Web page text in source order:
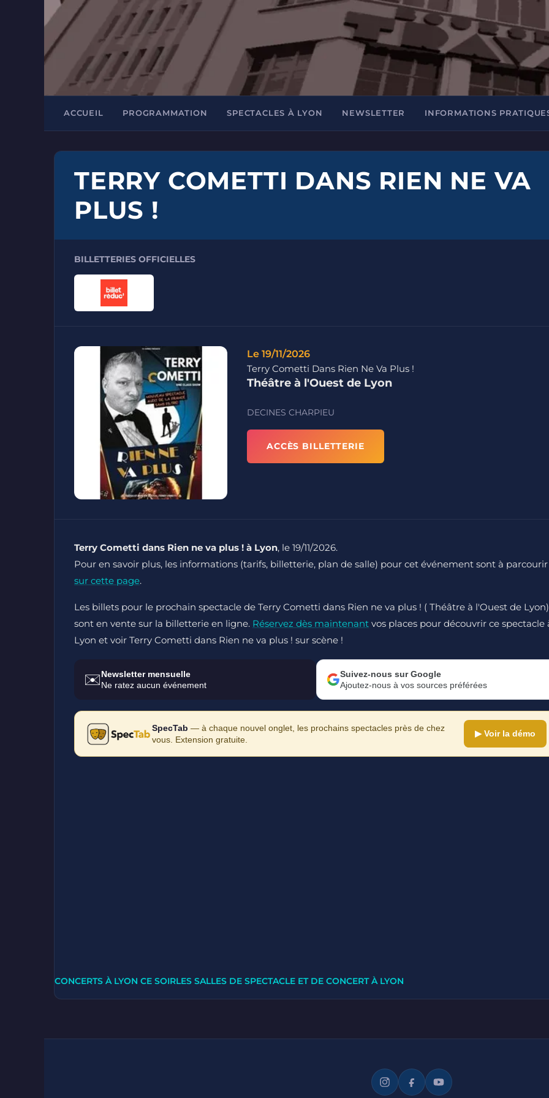
ACCUEIL PROGRAMMATION SPECTACLES À LYON NEWSLETTER INFORMATIONS
TERRY COMETTI DANS RIEN NE VA
PLUS !
BILLETTERIES OFFICIELLES
Le 19/11/2026
Terry Cometti Dans Rien Ne Va Plus !
Théâtre à l'Ouest de Lyon
DECINES CHARPIEU
ACCÈS BILLETTERIE
Terry Cometti dans Rien ne va plus ! à Lyon, le 19/11/2026.
Pour en savoir plus, les informations (tarifs, billetterie, plan de salle) pour cet événement sont à parcourir
sur cette page.
Les billets pour le prochain spectacle de Terry Cometti dans Rien ne va plus ! ( Théâtre à l'Ouest de Lyon)
sont en vente sur la billetterie en ligne. Réservez dès maintenant vos places pour découvrir ce spectacle
Lyon et voir Terry Cometti dans Rien ne va plus ! sur scène !
✉️Newsletter mensuelle
Ne ratez aucun événement
Suivez-nous sur Google
Ajoutez-nous à vos sources préférées
SpecTab — à chaque nouvel onglet, les prochains spectacles près de chez
vous. Extension gratuite.
▶ Voir la démo
CONCERTS À LYON CE SOIRLES SALLES DE SPECTACLE ET DE CONCERT À LYON